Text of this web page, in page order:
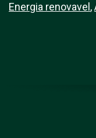
Energia renovavel ,